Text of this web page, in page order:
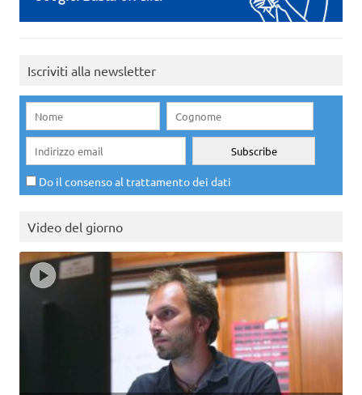
Iscriviti alla newsletter
Do il consenso al trattamento dei dati
Video del giorno